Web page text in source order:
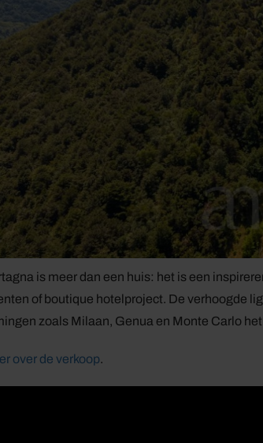
is meer dan een huis: het is een
of boutique hotelproject. De verhoogde
zoals Milaan, Genua en Monte Carlo
over de verkoop.